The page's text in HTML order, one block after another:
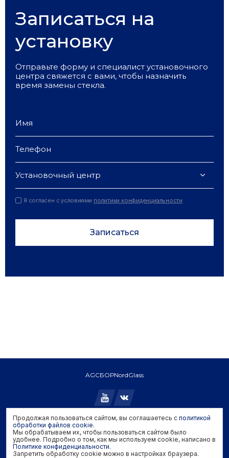
Записаться на
установку
Отправьте форму и специалист установочного
центра свяжется с вами, чтобы назначить
время замены стекла.
Установочный центр
Я согласен с условиями политики конфиденциальности
Записаться
AGCБОРNordGlass
Copyright © 2026 AGC. All rights reserved.
Политика конфиденциальности
Политика обработки файлов cookie
Продолжая пользоваться сайтом, вы соглашаетесь с политикой
обработки файлов cookie.
Мы обрабатываем их, чтобы пользоваться сайтом было
удобнее. Подробно о том, как мы используем cookie, написано в
Политике конфиденциальности.
Запретить обработку cookie можно в настройках браузера.